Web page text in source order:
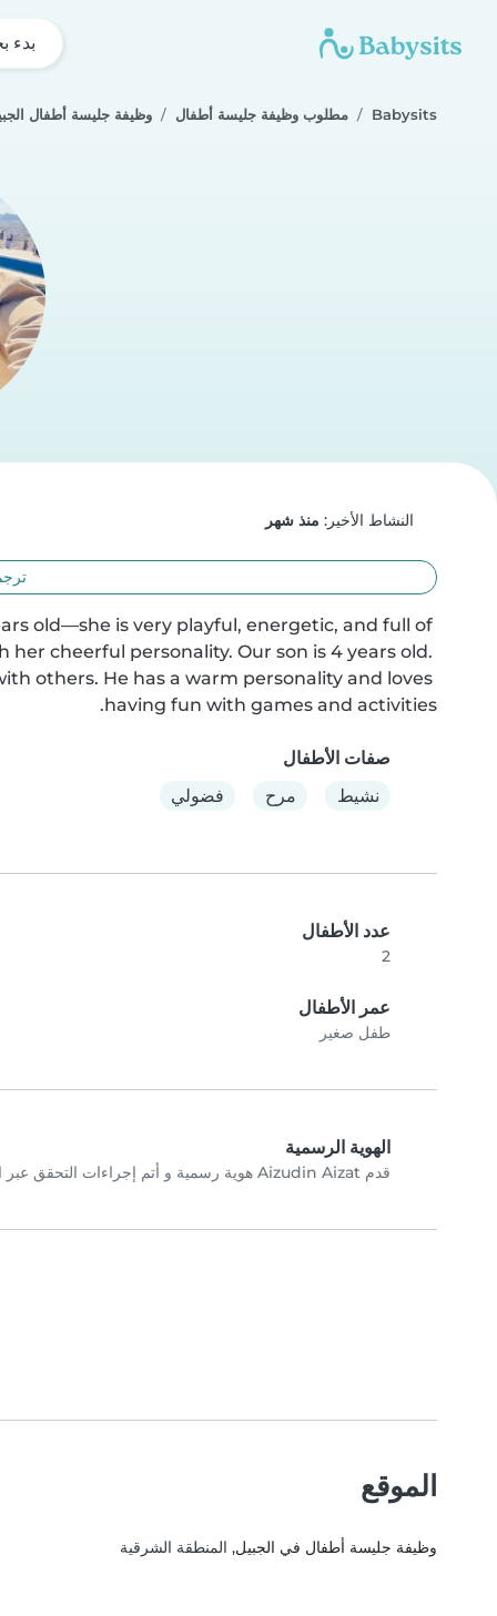
بدء
Babysits مطلوب وظيفة جليسة أطفال وظيفة جليسة أطفال
النشاط الأخير: منذ شهر
old—she is very playful, energetic, and full of
her cheerful personality. Our son is 4 years old.
others. He has a warm personality and loves
having fun with games and activities.
صفات الأطفال
نشيط
مرح فضولي
عدد الأطفال
2
عمر الأطفال
طفل صغير
الهوية الرسمية
قدم Aizudin Aizat هوية رسمية و أتم إجراءات التحقق عبر الصورة الشخصية.
الموقع
وظيفة جليسة أطفال في الجبيل, المنطقة الشرقية